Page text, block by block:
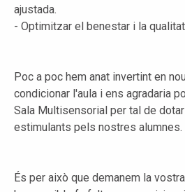
ajustada.
- Optimitzar el benestar i la
Poc a poc hem anat invertint en
condicionar l'aula i ens agradaria
Sala Multisensorial per tal de
estimulants pels nostres alumnes.
És per això que demanem la